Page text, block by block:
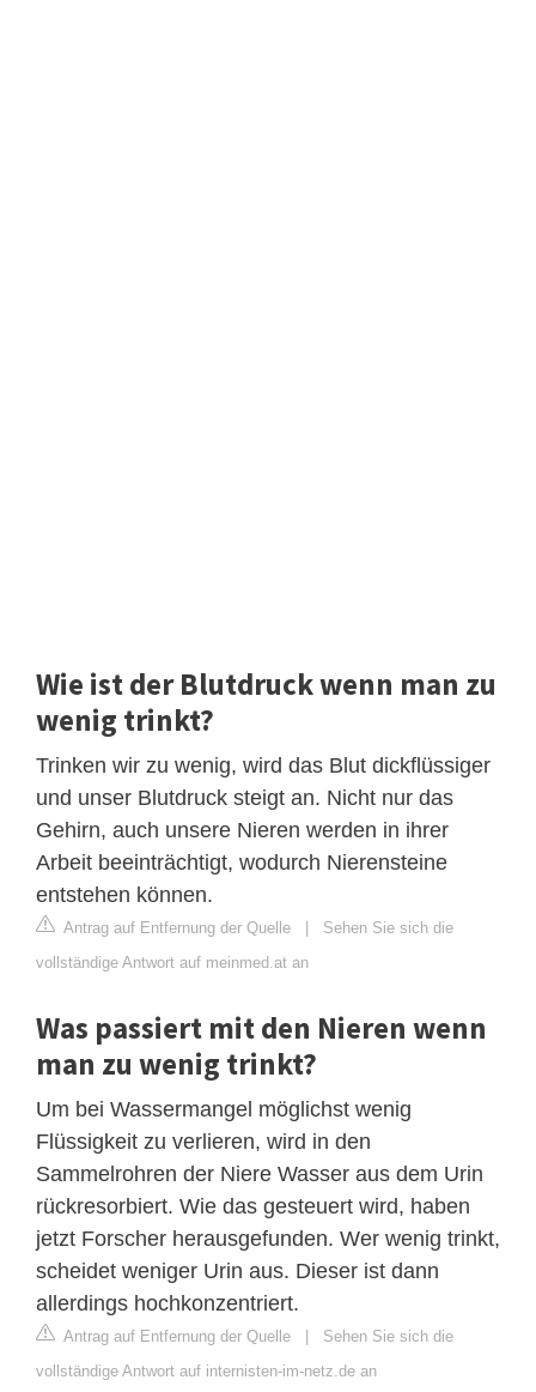
Wie ist der Blutdruck wenn man zu
wenig trinkt?
Trinken wir zu wenig, wird das Blut dickflüssiger
und unser Blutdruck steigt an. Nicht nur das
Gehirn, auch unsere Nieren werden in ihrer
Arbeit beeinträchtigt, wodurch Nierensteine
entstehen können.
Antrag auf Entfernung der Quelle | Sehen Sie sich die
vollständige Antwort auf meinmed.at an
Was passiert mit den Nieren wenn
man zu wenig trinkt?
Um bei Wassermangel möglichst wenig
Flüssigkeit zu verlieren, wird in den
Sammelrohren der Niere Wasser aus dem Urin
rückresorbiert. Wie das gesteuert wird, haben
jetzt Forscher herausgefunden. Wer wenig trinkt,
scheidet weniger Urin aus. Dieser ist dann
allerdings hochkonzentriert.
Antrag auf Entfernung der Quelle | Sehen Sie sich die
vollständige Antwort auf internisten-im-netz.de an